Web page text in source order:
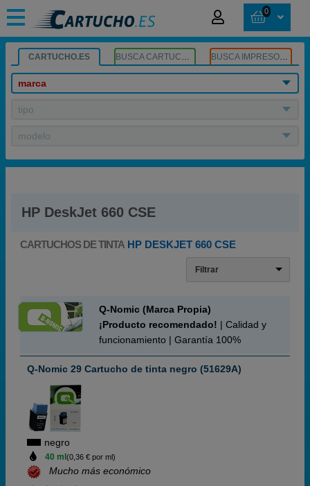
0
CARTUCHO.ES BUSCA CARTUCHOS BUSCA IMPRESORA
marca
tipo
modelo
HP DeskJet 660 CSE
CARTUCHOS DE TINTA HP DESKJET 660 CSE
Filtrar
Q-Nomic (Marca Propia)
¡Producto recomendado! | Calidad y
funcionamiento | Garantía 100%
Q-Nomic 29 Cartucho de tinta negro (51629A)
negro
40 ml (0,36 € por ml)
Mucho más económico